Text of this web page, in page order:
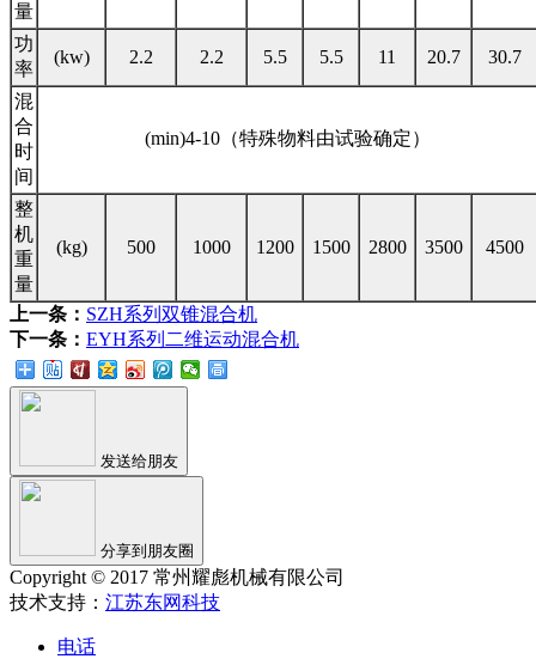
量
功
率
(kw) 2.2 2.2 5.5 5.5 11 20.7 30.7
混
合
时
间
(min)4-10（特殊物料由试验确定）
整
机
重
量
(kg) 500 1000 1200 1500 2800 3500 4500
上一条： SZH系列双锥混合机
下一条： EYH系列二维运动混合机
发送给朋友
分享到朋友圈
Copyright © 2017 常州耀彪机械有限公司
技术支持： 江苏东网科技
电话